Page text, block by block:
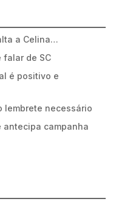
a Celina…
falar de SC
é positivo e
lembrete necessário
antecipa campanha